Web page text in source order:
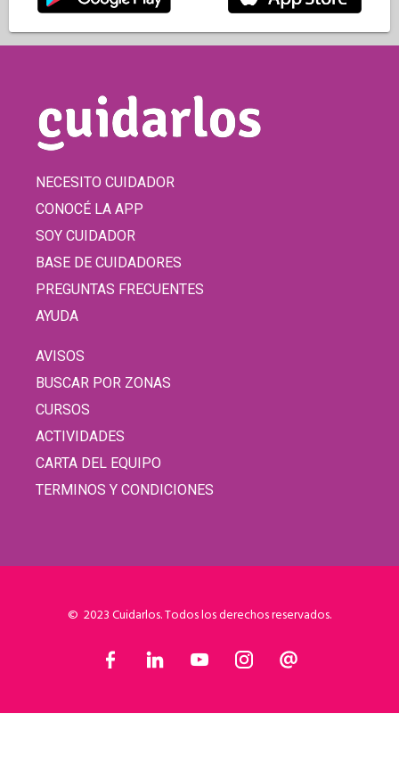
NECESITO CUIDADOR
CONOCÉ LA APP
SOY CUIDADOR
BASE DE CUIDADORES
PREGUNTAS FRECUENTES
AYUDA
AVISOS
BUSCAR POR ZONAS
CURSOS
ACTIVIDADES
CARTA DEL EQUIPO
TERMINOS Y CONDICIONES
© 2023 Cuidarlos. Todos los derechos reservados.